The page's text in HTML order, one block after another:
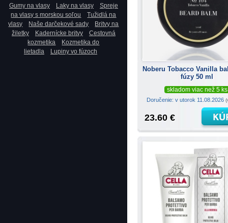
Gumy na vlasy Laky na vlasy
Spreje
na vlasy s morskou soľou
Tužidlá na
vlasy
Naše darčekové sady
Britvy na
žiletky
Kadernícke britvy
Cestovná
kozmetika
Kozmetika do
lietadla
Lupiny vo fúzoch
Noberu Tobacco Vanilla
fúzy 50 ml
skladom viac než 5 ks
Doručenie: v utorok 11.08.2026
23.60 €